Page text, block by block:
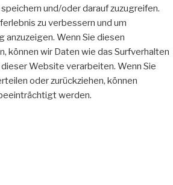
und/oder darauf zuzugreifen.
zu verbessern und um
Wenn Sie diesen
können wir Daten wie das Surfverhalten
Website verarbeiten. Wenn Sie
oder zurückziehen, können
werden.